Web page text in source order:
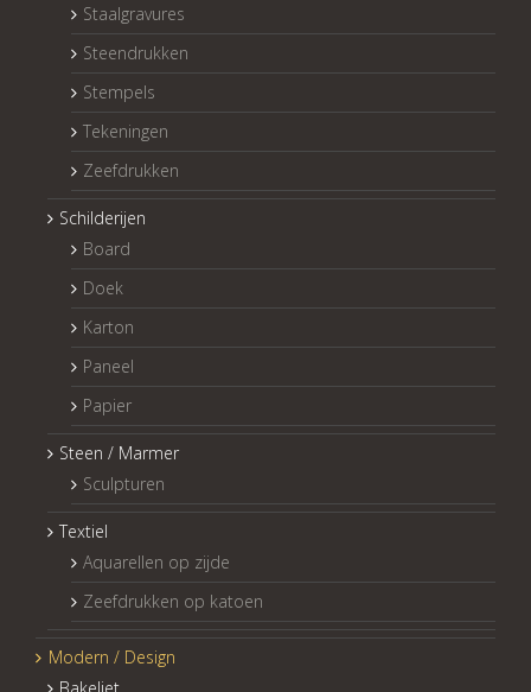
Staalgravures
Steendrukken
Stempels
Tekeningen
Zeefdrukken
Schilderijen
Board
Doek
Karton
Paneel
Papier
Steen / Marmer
Sculpturen
Textiel
Aquarellen op zijde
Zeefdrukken op katoen
Modern / Design